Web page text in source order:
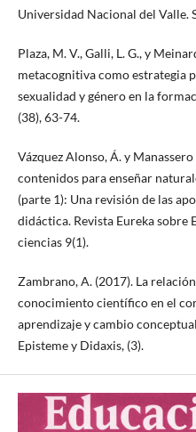
Universidad Nacional del Valle.
Plaza, M. V., Galli, L. G., y
metacognitiva como estrategia
sexualidad y género en la
(38), 63-74.
Vázquez Alonso, Á. y
contenidos para enseñar
(parte 1): Una revisión de las
didáctica. Revista Eureka sobre
ciencias 9(1).
Zambrano, A. (2017). La
conocimiento científico en el
aprendizaje y cambio
Episteme y Didaxis, (3).